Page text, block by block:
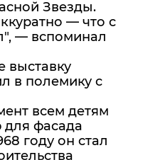
Звезды.
— что с
— вспоминал
выставку
в полемику с
всем детям
для фасада
году он стал